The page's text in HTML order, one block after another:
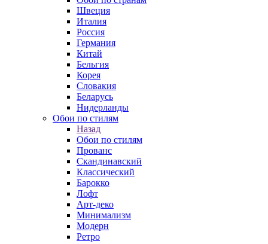
Швеция
Италия
Россия
Германия
Китай
Бельгия
Корея
Словакия
Беларусь
Нидерланды
Обои по стилям
Назад
Обои по стилям
Прованс
Скандинавский
Классический
Барокко
Лофт
Арт-деко
Минимализм
Модерн
Ретро